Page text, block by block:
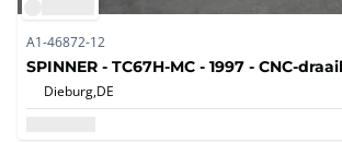
A1-46872-12
SPINNER - TC67H-MC - 1997 - CNC-
Dieburg,DE